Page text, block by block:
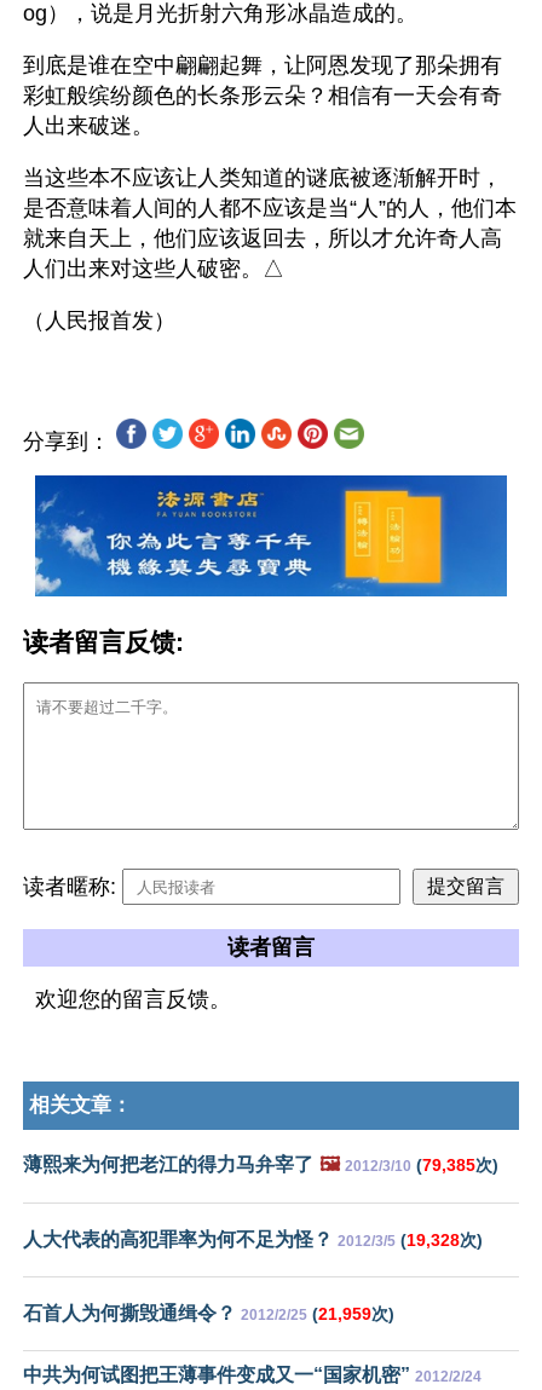
og），说是月光折射六角形冰晶造成的。
到底是谁在空中翩翩起舞，让阿恩发现了那朵拥有
彩虹般缤纷颜色的长条形云朵？相信有一天会有奇
人出来破迷。
当这些本不应该让人类知道的谜底被逐渐解开时，
是否意味着人间的人都不应该是当“人”的人，他们本
就来自天上，他们应该返回去，所以才允许奇人高
人们出来对这些人破密。△
分享到：
读者留言反馈:
读者暱称:
读者留言
欢迎您的留言反馈。
相关文章：
薄熙来为何把老江的得力马弁宰了 🖼️ 2012/3/10 (79,385次)
人大代表的高犯罪率为何不足为怪？ 2012/3/5 (19,328次)
石首人为何撕毁通缉令？ 2012/2/25 (21,959次)
中共为何试图把王薄事件变成又一“国家机密” 2012/2/24